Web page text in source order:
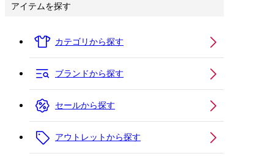
アイテムを探す
カテゴリから探す
ブランドから探す
セールから探す
アウトレットから探す